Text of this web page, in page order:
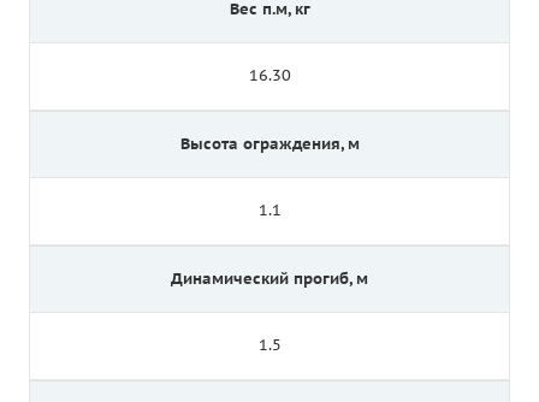
Вес п.м, кг
16.30
Высота ограждения, м
1.1
Динамический прогиб, м
1.5